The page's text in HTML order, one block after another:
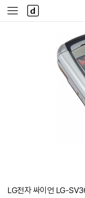
사
이
다
나
와
LG전자 싸이언 LG-